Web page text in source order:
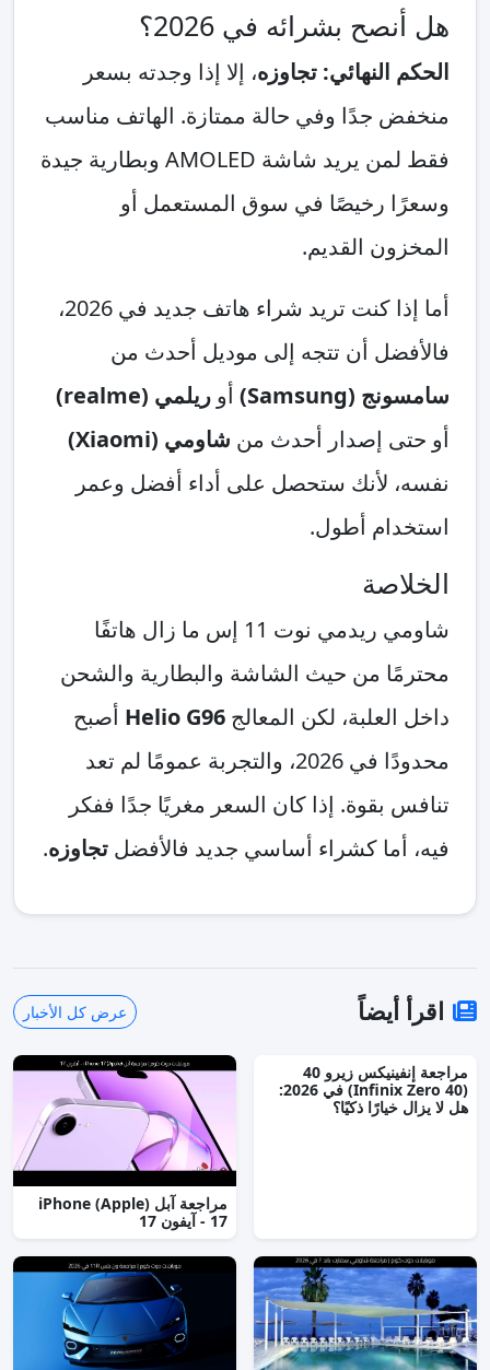
هل أنصح بشرائه في 2026؟
الحكم النهائي: تجاوزه، إلا إذا وجدته بسعر
منخفض جدًا وفي حالة ممتازة. الهاتف مناسب
فقط لمن يريد شاشة AMOLED وبطارية جيدة
وسعرًا رخيصًا في سوق المستعمل أو
المخزون القديم.
أما إذا كنت تريد شراء هاتف جديد في 2026،
فالأفضل أن تتجه إلى موديل أحدث من
سامسونج (Samsung)
أو ريلمي (realme)
أو حتى إصدار أحدث من شاومي (Xiaomi)
نفسه، لأنك ستحصل على أداء أفضل وعمر
استخدام أطول.
الخلاصة
شاومي ريدمي نوت 11 إس ما زال هاتفًا
محترمًا من حيث الشاشة والبطارية والشحن
داخل العلبة، لكن المعالج Helio G96 أصبح
محدودًا في 2026، والتجربة عمومًا لم تعد
تنافس بقوة. إذا كان السعر مغريًا جدًا ففكر
فيه، أما كشراء أساسي جديد فالأفضل تجاوزه.
اقرأ أيضاً عرض كل الأخبار
مراجعة إنفينيكس زيرو 40
(Infinix Zero 40) في 2026:
هل لا يزال خيارًا ذكيًا؟
مراجعة آبل (Apple) iPhone
17 - آيفون 17